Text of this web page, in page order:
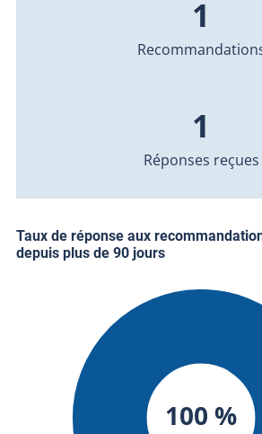
1
1
Réponses reçues
Taux de réponse aux
depuis plus de 90 jours
100 %